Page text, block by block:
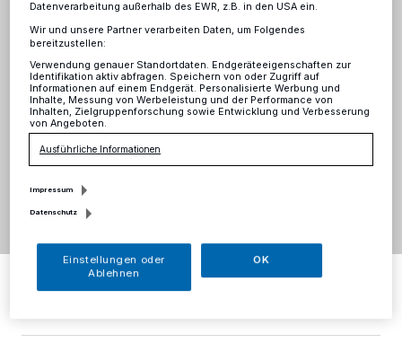
https://www.flaticon.com/free-icons/camera title="camera
Datenverarbeitung außerhalb des EWR, z.B. in den USA ein.
Wir und unsere Partner verarbeiten Daten, um Folgendes
bereitzustellen:
Verwendung genauer Standortdaten. Endgeräteeigenschaften zur
Identifikation aktiv abfragen. Speichern von oder Zugriff auf
Informationen auf einem Endgerät. Personalisierte Werbung und
Inhalte, Messung von Werbeleistung und der Performance von
Inhalten, Zielgruppenforschung sowie Entwicklung und Verbesserung
von Angeboten.
Ausführliche Informationen
Impressum
Datenschutz
Einstellungen oder
Ablehnen
OK